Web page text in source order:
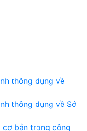
thông dụng về
thông dụng về Sở
cơ bản trong công